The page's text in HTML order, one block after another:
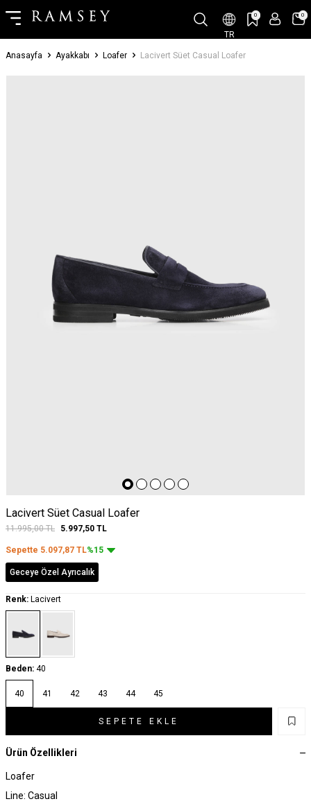
TR
0 0
Anasayfa Ayakkabı Loafer Lacivert Süet Casual Loafer
Lacivert Süet Casual Loafer
11.995,00TL 5.997,50 TL
Sepette 5.097,87 TL%15
Geceye Özel Ayrıcalık
Renk: Lacivert
Beden: 40
40 41 42 43 44 45
SEPETE EKLE
Ürün Özellikleri
Loafer
Line: Casual